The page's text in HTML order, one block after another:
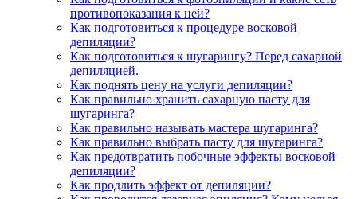
противопоказания к ней?
Как подготовиться к процедуре восковой
депиляции?
Как подготовиться к шугарингу? Перед сахарной
депиляцией.
Как поднять цену на услуги депиляции?
Как правильно хранить сахарную пасту для
шугаринга?
Как правильно называть мастера шугаринга?
Как правильно выбрать пасту для шугаринга?
Как предотвратить побочные эффекты восковой
депиляции?
Как продлить эффект от депиляции?